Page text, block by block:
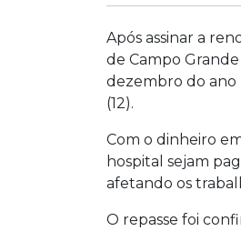
Após assinar a
de Campo
dezembro do ano
(12).
Com o dinheiro
hospital sejam
afetando os
O repasse foi